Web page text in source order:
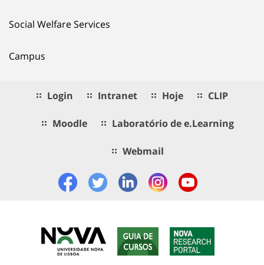
Social Welfare Services
Campus
Login Intranet Hoje CLIP
Moodle Laboratório de e.Learning
Webmail